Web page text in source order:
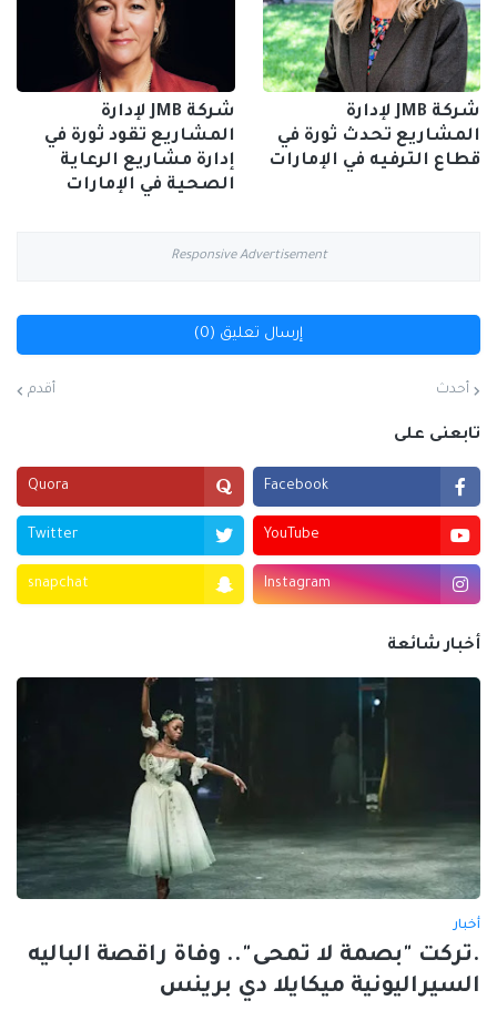
شركة JMB لإدارة
المشاريع تحدث ثورة في
قطاع الترفيه في الإمارات
شركة JMB لإدارة
المشاريع تقود ثورة في
إدارة مشاريع الرعاية
الصحية في الإمارات
Responsive Advertisement
إرسال تعليق (0)
أحدث أقدم
تابعنى على
Facebook
Quora
YouTube
Twitter
Instagram
snapchat
أخبار شائعة
أخبار
.تركت "بصمة لا تمحى".. وفاة راقصة الباليه
السيراليونية ميكايلا دي برينس